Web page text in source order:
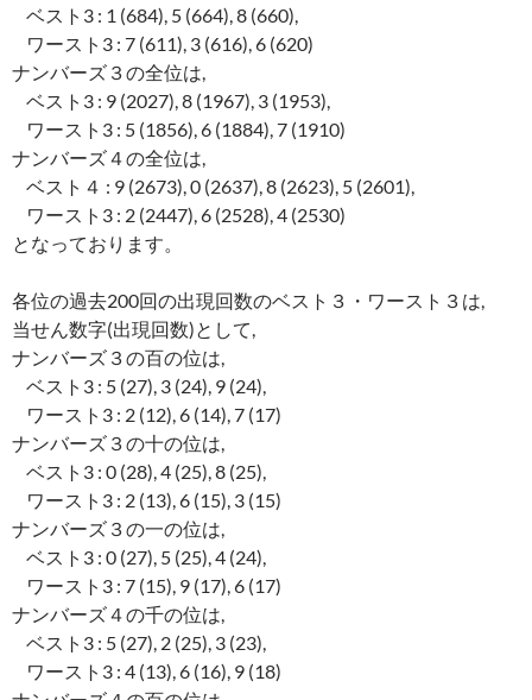
ベスト3 : 1 (684), 5 (664), 8 (660),
ワースト3 : 7 (611), 3 (616), 6 (620)
ナンバーズ３の全位は,
ベスト3 : 9 (2027), 8 (1967), 3 (1953),
ワースト3 : 5 (1856), 6 (1884), 7 (1910)
ナンバーズ４の全位は,
ベスト４ : 9 (2673), 0 (2637), 8 (2623), 5 (2601),
ワースト3 : 2 (2447), 6 (2528), 4 (2530)
となっております。
各位の過去200回の出現回数のベスト３・ワースト３は,
当せん数字(出現回数)として,
ナンバーズ３の百の位は,
ベスト3 : 5 (27), 3 (24), 9 (24),
ワースト3 : 2 (12), 6 (14), 7 (17)
ナンバーズ３の十の位は,
ベスト3 : 0 (28), 4 (25), 8 (25),
ワースト3 : 2 (13), 6 (15), 3 (15)
ナンバーズ３の一の位は,
ベスト3 : 0 (27), 5 (25), 4 (24),
ワースト3 : 7 (15), 9 (17), 6 (17)
ナンバーズ４の千の位は,
ベスト3 : 5 (27), 2 (25), 3 (23),
ワースト3 : 4 (13), 6 (16), 9 (18)